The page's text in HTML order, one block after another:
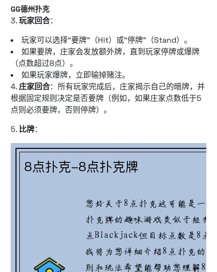
GG德州扑克
3.玩家回合：
玩家可以选择“要牌”（Hit）或“停牌”（Stand）。
如果要牌，庄家会发放额外牌，直到玩家停牌或爆牌
（点数超过8点）。
如果玩家爆牌，立即输掉赌注。
4. 庄家回合：所有玩家完成后，庄家揭示自己的暗牌，并
根据固定规则决定是否要牌（例如，如果庄家点数低于5
点则必须要牌，否则停牌）。
5. 比牌：